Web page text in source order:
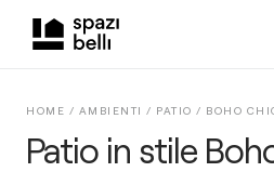
Patio in stile
HOME / AMBIENTI / PATIO / BOHO